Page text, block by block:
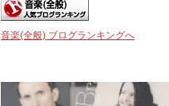
音楽(全般) ブログランキングへ